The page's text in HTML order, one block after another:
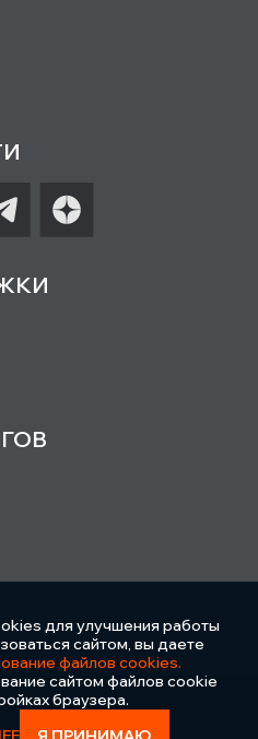
для улучшения работы
сайтом, вы даете
файлов cookies.
сайтом файлов cookie
браузера.